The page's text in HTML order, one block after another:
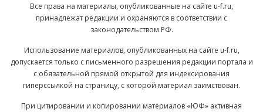
Все права на материалы, опубликованные на сайте u-f.ru,
принадлежат редакции и охраняются в соответствии с
законодательством РФ.
Использование материалов, опубликованных на сайте u-f.ru,
допускается только с письменного разрешения редакции портала и
с обязательной прямой открытой для индексирования
гиперссылкой на страницу, с которой материал заимствован.
При цитировании и копировании материалов «ЮФ» активная